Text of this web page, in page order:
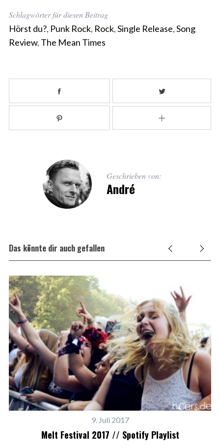
Schlagwörter für diesen Beitrag
Hörst du?, Punk Rock, Rock,Single Release,Song
Review, The Mean Times
Geschrieben von:
André
Das könnte dir auch gefallen
9. Juli 2017
Melt Festival 2017 // Spotify Playlist